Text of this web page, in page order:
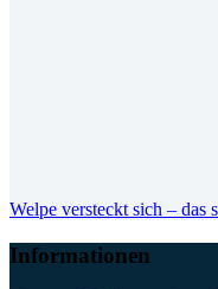
Welpe versteckt sich – das
Informationen